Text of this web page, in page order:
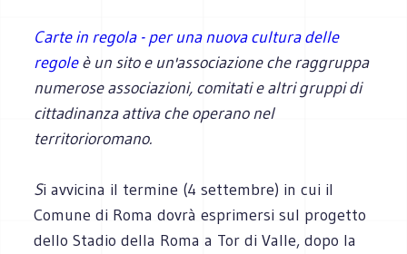
Carte in regola - per una nuova cultura delle
regoleè un sito e un'associazione che raggruppa
numerose associazioni, comitati e altri gruppi di
cittadinanza attiva che operano nel
territorioromano.
Si avvicina il termine (4 settembre) in cui il
Comune di Roma dovrà esprimersi sul progetto
dello Stadio della Roma a Tor di Valle, dopo la